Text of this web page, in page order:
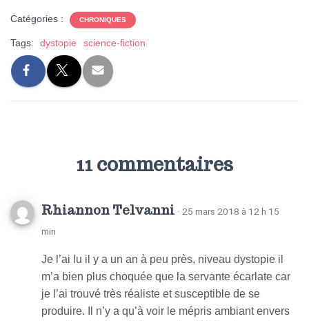
Catégories : CHRONIQUES
Tags: dystopie science-fiction
11 commentaires
Rhiannon Telvanni · 25 mars 2018 à 12 h 15
min
Je l’ai lu il y a un an à peu près, niveau dystopie il
m’a bien plus choquée que la servante écarlate car
je l’ai trouvé très réaliste et susceptible de se
produire. Il n’y a qu’à voir le mépris ambiant envers